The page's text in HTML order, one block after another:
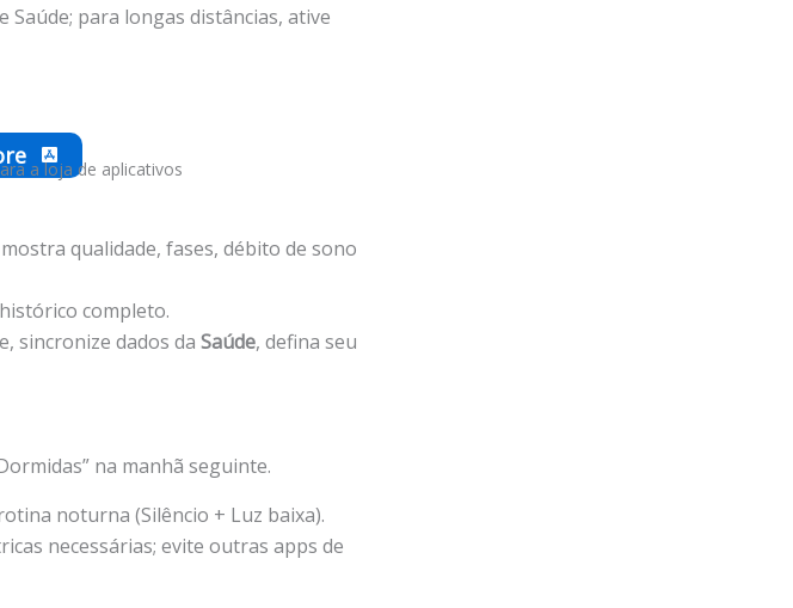
Saúde; para longas distâncias, ative
a loja de aplicativos
qualidade, fases, débito de sono
completo.
sincronize dados da Saúde, defina seu
na manhã seguinte.
noturna (Silêncio + Luz baixa).
necessárias; evite outras apps de